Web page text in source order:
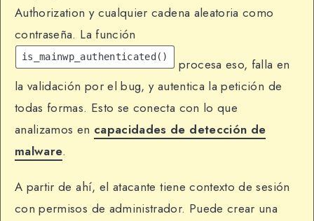
Authorization y cualquier cadena aleatoria como
contraseña. La función
is_mainwp_authenticated()
procesa eso, falla en
la validación por el bug, y autentica la petición de
todas formas. Esto se conecta con lo que
analizamos en capacidades de detección de
malware.
A partir de ahí, el atacante tiene contexto de sesión
con permisos de administrador. Puede crear una